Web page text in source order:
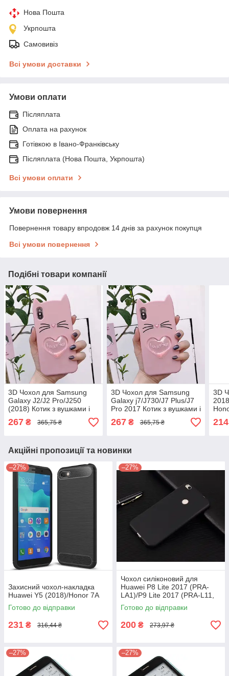
Нова Пошта
Укрпошта
Самовивіз
Всі умови доставки
Умови оплати
Післяплата
Оплата на рахунок
Готівкою в Івано-Франківську
Післяплата (Нова Пошта, Укрпошта)
Всі умови оплати
Умови повернення
Повернення товару впродовж 14 днів за рахунок покупця
Всі умови повернення
Подібні товари компанії
3D Чохол для Samsung
Galaxy J2/J2 Pro/J250
(2018) Котик з вушками і
сердечком
267 ₴ 365,75 ₴
3D Чохол для Samsung
Galaxy j7/J730/J7 Plus/J7
Pro 2017 Котик з вушками і
сердечком
267₴ 365,75 ₴
3D
і
214
Акційні пропозиції та новинки
–27%
Захисний чохол-накладка
Huawei Y5 (2018)/Honor 7A
Готово до відправки
231 ₴ 316,44 ₴
–27%
Чохол силіконовий для
Huawei P8 Lite 2017 (PRA-
LA1)/P9 Lite 2017 (PRA-L11,
PRA-LX3)
Готово до відправки
200 ₴ 273,97 ₴
–27% –27%